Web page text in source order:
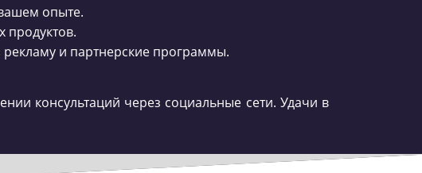
опыте.
продуктов.
рекламу и партнерские программы.
консультаций через социальные сети. Удачи в